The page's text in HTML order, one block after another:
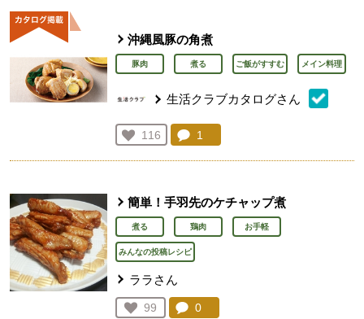
沖縄風豚の角煮
豚肉 煮る ご飯がすすむ メイン料理
生活クラブカタログさん
お気に入り登録：
116
人が登録
コメント：
1
簡単！手羽先のケチャップ煮
煮る 鶏肉 お手軽
みんなの投稿レシピ
ララさん
お気に入り登録：
99
コメント：
0